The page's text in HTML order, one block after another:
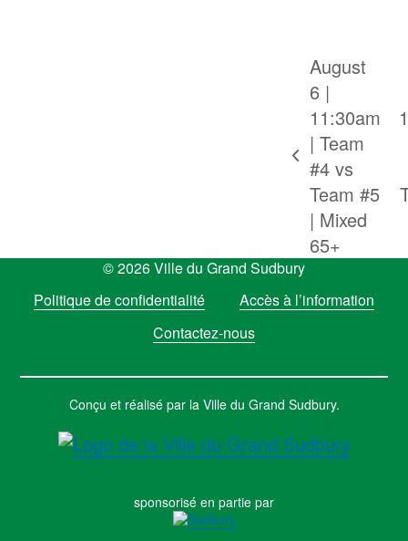
previous
post:
August
6 |
11:30am
| Team
#4 vs
Team #5
| Mixed
65+
© 2026 Ville du Grand Sudbury
Politique de confidentialité
Accès à l’information
Contactez-nous
Conçu et réalisé par la Ville du Grand Sudbury.
sponsorisé en partie par